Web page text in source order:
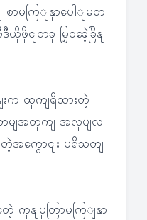
စာမကြျနှာပေါျမှတ
ငျတခု မြှဝခေဲ့ခြိနျ
းက ထှကျရှိထားတဲ့
ဘမျအတှကျ အလုပျလု
တဲ့အကွောငျး ပရိသတျ
ကှနျပူတြာမကြျနှာ